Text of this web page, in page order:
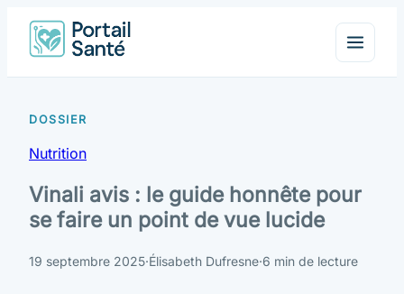
Nutrition
Vinali avis : le guide honnête pour
se faire un point de vue lucide
19 septembre 2025·Élisabeth Dufresne·6 min de lecture